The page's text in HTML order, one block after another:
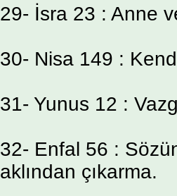
29- İsra 23 : Anne
30- Nisa 149 :
31- Yunus 12 :
32- Enfal 56 :
aklından çıkarma.